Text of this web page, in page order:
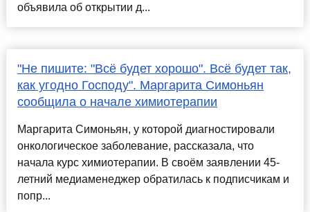
объявила об открытии д...
"Не пишите: "Всё будет хорошо". Всё будет так,
как угодно Господу". Маргарита Симоньян
сообщила о начале химиотерапии
Маргарита Симоньян, у которой диагностировали
онкологическое заболевание, рассказала, что
начала курс химиотерапии. В своём заявлении 45-
летний медиаменеджер обратилась к подписчикам и
попр...